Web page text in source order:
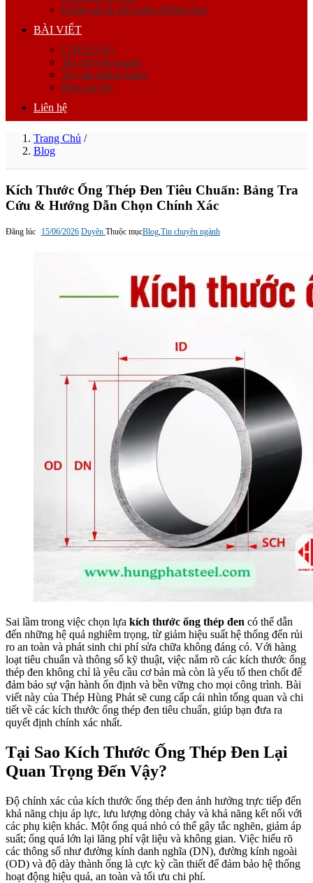
Khớp nối & phụ kiện đường ống
BÀI VIẾT
CATALOG
Tin chuyên ngành
Tư vấn khách hàng
Blog tin tức
Liên hệ
Trang Chủ /
Blog
Kích Thước Ống Thép Đen Tiêu Chuẩn: Bảng Tra
Cứu & Hướng Dẫn Chọn Chính Xác
Đăng lúc 15/06/2026 Duyên Thuộc mụcBlog Tin chuyên ngành
Sai lầm trong việc chọn lựa kích thước ống thép đen có thể dẫn
đến những hệ quả nghiêm trọng, từ giảm hiệu suất hệ thống đến rủi
ro an toàn và phát sinh chi phí sửa chữa không đáng có. Với hàng
loạt tiêu chuẩn và thông số kỹ thuật, việc nắm rõ các kích thước ống
thép đen không chỉ là yêu cầu cơ bản mà còn là yếu tố then chốt để
đảm bảo sự vận hành ổn định và bền vững cho mọi công trình. Bài
viết này của Thép Hùng Phát sẽ cung cấp cái nhìn tổng quan và chi
tiết về các kích thước ống thép đen tiêu chuẩn, giúp bạn đưa ra
quyết định chính xác nhất.
Tại Sao Kích Thước Ống Thép Đen Lại
Quan Trọng Đến Vậy?
Độ chính xác của kích thước ống thép đen ảnh hưởng trực tiếp đến
khả năng chịu áp lực, lưu lượng dòng chảy và khả năng kết nối với
các phụ kiện khác. Một ống quá nhỏ có thể gây tắc nghẽn, giảm áp
suất; ống quá lớn lại lãng phí vật liệu và không gian. Việc hiểu rõ
các thông số như đường kính danh nghĩa (DN), đường kính ngoài
(OD) và độ dày thành ống là cực kỳ cần thiết để đảm bảo hệ thống
hoạt động hiệu quả, an toàn và tối ưu chi phí.